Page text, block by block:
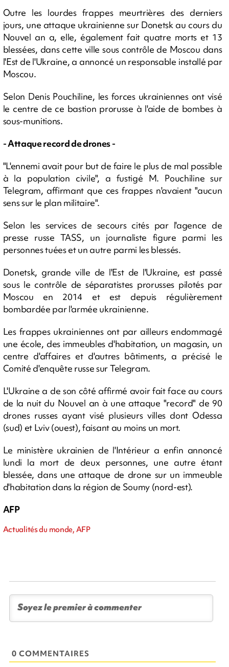
Outre les lourdes frappes meurtrières des derniers
jours, une attaque ukrainienne sur Donetsk au cours du
Nouvel an a, elle, également fait quatre morts et 13
blessées, dans cette ville sous contrôle de Moscou dans
l'Est de l'Ukraine, a annoncé un responsable installé par
Moscou.
Selon Denis Pouchiline, les forces ukrainiennes ont visé
le centre de ce bastion prorusse à l'aide de bombes à
sous-munitions.
- Attaque record de drones -
"L'ennemi avait pour but de faire le plus de mal possible
à la population civile", a fustigé M. Pouchiline sur
Telegram, affirmant que ces frappes n'avaient "aucun
sens sur le plan militaire".
Selon les services de secours cités par l'agence de
presse russe TASS, un journaliste figure parmi les
personnes tuées et un autre parmi les blessés.
Donetsk, grande ville de l'Est de l'Ukraine, est passé
sous le contrôle de séparatistes prorusses pilotés par
Moscou en 2014 et est depuis régulièrement
bombardée par l'armée ukrainienne.
Les frappes ukrainiennes ont par ailleurs endommagé
une école, des immeubles d'habitation, un magasin, un
centre d'affaires et d'autres bâtiments, a précisé le
Comité d'enquête russe sur Telegram.
L'Ukraine a de son côté affirmé avoir fait face au cours
de la nuit du Nouvel an à une attaque "record" de 90
drones russes ayant visé plusieurs villes dont Odessa
(sud) et Lviv (ouest), faisant au moins un mort.
Le ministère ukrainien de l'Intérieur a enfin annoncé
lundi la mort de deux personnes, une autre étant
blessée, dans une attaque de drone sur un immeuble
d'habitation dans la région de Soumy (nord-est).
AFP
Actualités du monde, AFP
0 COMMENTAIRES